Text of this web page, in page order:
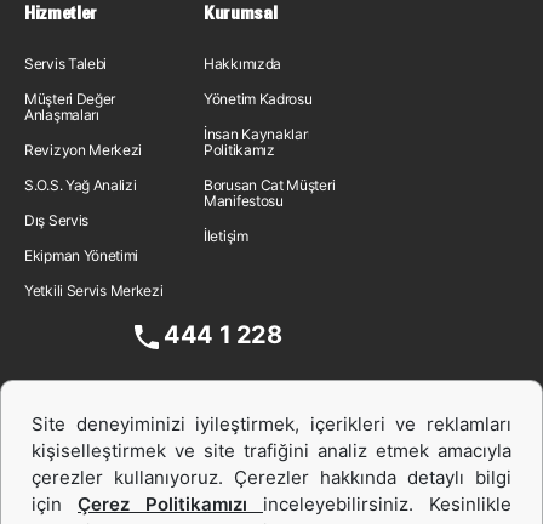
Hizmetler
Servis Talebi
Müşteri Değer
Anlaşmaları
Revizyon Merkezi
S.O.S. Yağ Analizi
Dış Servis
Ekipman Yönetimi
Yetkili Servis Merkezi
Kurumsal
Hakkımızda
Yönetim Kadrosu
İnsan Kaynakları
Politikamız
Borusan Cat Müşteri
Manifestosu
İletişim
444 1 228
Site deneyiminizi iyileştirmek, içerikleri ve reklamları
kişiselleştirmek ve site trafiğini analiz etmek amacıyla
çerezler kullanıyoruz. Çerezler hakkında detaylı bilgi
için Çerez Politikamızı inceleyebilirsiniz. Kesinlikle